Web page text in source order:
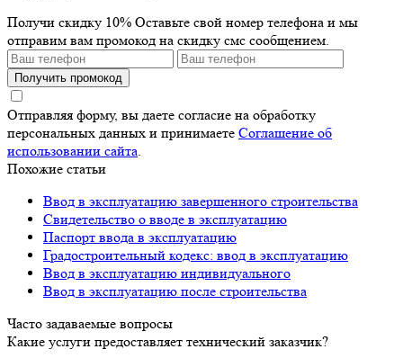
Получи скидку 10% Оставьте свой номер телефона и мы
отправим вам промокод на скидку смс сообщением.
Получить промокод
Отправляя форму, вы даете согласие на обработку
персональных данных и принимаете Соглашение об
использовании сайта.
Похожие статьи
Ввод в эксплуатацию завершенного строительства
Свидетельство о вводе в эксплуатацию
Паспорт ввода в эксплуатацию
Градостроительный кодекс: ввод в эксплуатацию
Ввод в эксплуатацию индивидуального
Ввод в эксплуатацию после строительства
Часто задаваемые вопросы
Какие услуги предоставляет технический заказчик?